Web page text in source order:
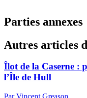
Parties annexes
Autres articles
Îlot de la Caserne :
l’Île de Hull